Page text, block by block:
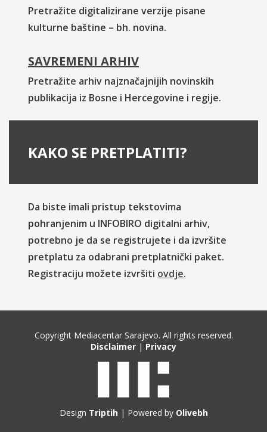
Pretražite digitalizirane verzije pisane
kulturne baštine – bh. novina.
SAVREMENI ARHIV
Pretražite arhiv najznačajnijih novinskih
publikacija iz Bosne i Hercegovine i regije.
KAKO SE PRETPLATITI?
Da biste imali pristup tekstovima
pohranjenim u INFOBIRO digitalni arhiv,
potrebno je da se registrujete i da izvršite
pretplatu za odabrani pretplatnički paket.
Registraciju možete izvršiti ovdje.
Copyright Mediacentar Sarajevo. All rights reserved.
Disclaimer | Privacy
Design Triptih| Powered by Olivebh